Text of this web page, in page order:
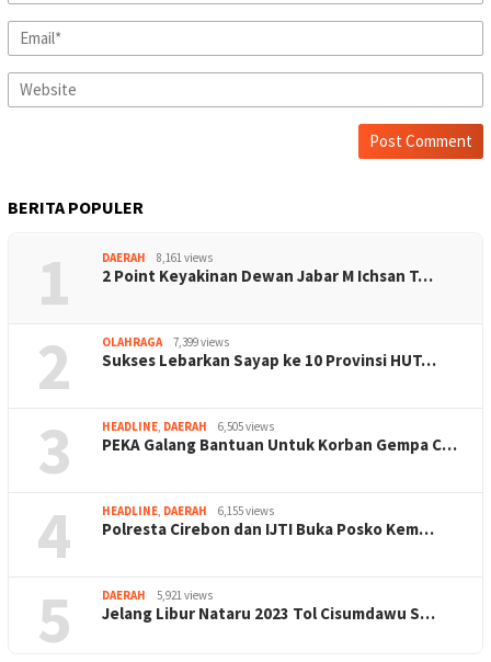
BERITA POPULER
1 DAERAH 8,161 views
2 Point Keyakinan Dewan Jabar M Ichsan T…
2 OLAHRAGA 7,399 views
Sukses Lebarkan Sayap ke 10 Provinsi HUT…
3 HEADLINE, DAERAH 6,505 views
PEKA Galang Bantuan Untuk Korban Gempa C…
4 HEADLINE, DAERAH 6,155 views
Polresta Cirebon dan IJTI Buka Posko Kem…
5 DAERAH 5,921 views
Jelang Libur Nataru 2023 Tol Cisumdawu S…